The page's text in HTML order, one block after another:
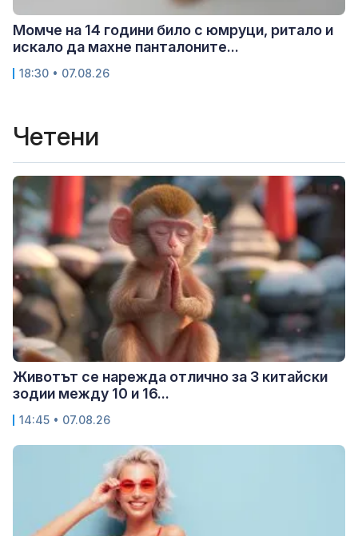
Момче на 14 години било с юмруци, ритало и
искало да махне панталоните...
18:30 • 07.08.26
Четени
Животът се нарежда отлично за 3 китайски
зодии между 10 и 16...
14:45 • 07.08.26